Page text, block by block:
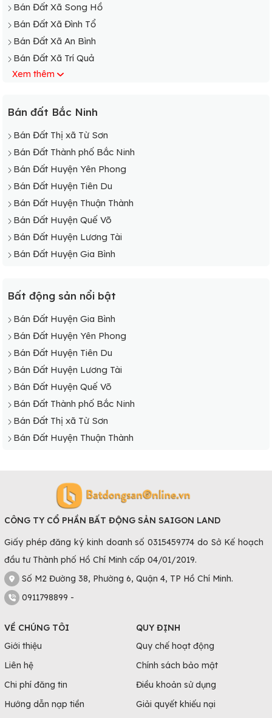
Bán Đất Xã Song Hồ
Bán Đất Xã Đình Tổ
Bán Đất Xã An Bình
Bán Đất Xã Trí Quả
Bán Đất Xã Gia Đông
Xem thêm
Bán đất Bắc Ninh
Bán Đất Thị xã Từ Sơn
Bán Đất Thành phố Bắc Ninh
Bán Đất Huyện Yên Phong
Bán Đất Huyện Tiên Du
Bán Đất Huyện Thuận Thành
Bán Đất Huyện Quế Võ
Bán Đất Huyện Lương Tài
Bán Đất Huyện Gia Bình
Bất động sản nổi bật
Bán Đất Huyện Gia Bình
Bán Đất Huyện Yên Phong
Bán Đất Huyện Tiên Du
Bán Đất Huyện Lương Tài
Bán Đất Huyện Quế Võ
Bán Đất Thành phố Bắc Ninh
Bán Đất Thị xã Từ Sơn
Bán Đất Huyện Thuận Thành
CÔNG TY CỔ PHẦN BẤT ĐỘNG SẢN SAIGON LAND
Giấy phép đăng ký kinh doanh số 0315459774 do Sở Kế hoạch
đầu tư Thành phố Hồ Chí Minh cấp 04/01/2019.
Số M2 Đường 38, Phường 6, Quận 4, TP Hồ Chí Minh.
0911798899 -
VỀ CHÚNG TÔI
Giới thiệu
Liên hệ
Chi phí đăng tin
Hướng dẫn nạp tiền
QUY ĐỊNH
Quy chế hoạt động
Chính sách bảo mật
Điều khoản sử dụng
Giải quyết khiếu nại